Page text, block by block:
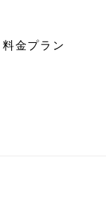
料金プラン